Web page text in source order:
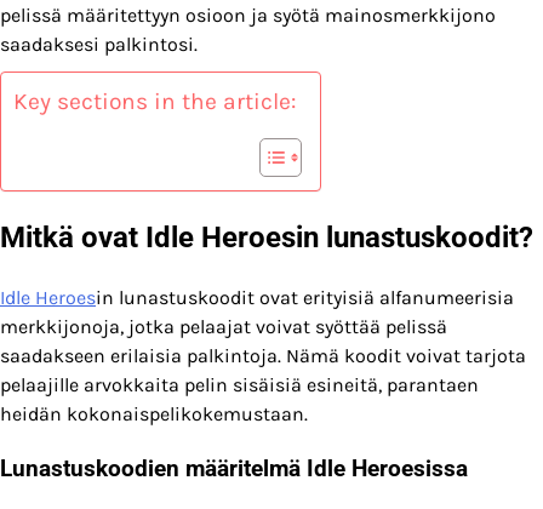
pelissä määritettyyn osioon ja syötä mainosmerkkijono
saadaksesi palkintosi.
Key sections in the article:
Mitkä ovat Idle Heroesin lunastuskoodit?
Idle Heroesin lunastuskoodit ovat erityisiä alfanumeerisia
merkkijonoja, jotka pelaajat voivat syöttää pelissä
saadakseen erilaisia palkintoja. Nämä koodit voivat tarjota
pelaajille arvokkaita pelin sisäisiä esineitä, parantaen
heidän kokonaispelikokemustaan.
Lunastuskoodien määritelmä Idle Heroesissa